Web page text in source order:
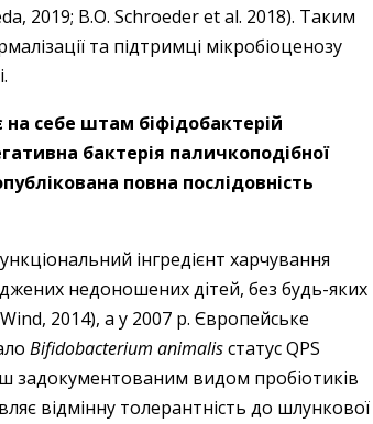
2019; B.O. Schroeder et al. 2018). Таким
та підтримці мікробіоценозу
на себе штам біфідобактерій
бактерія паличкоподібної
повна послідовність
інгредієнт харчування
недоношених дітей, без будь-яких
2014), а у 2007 р. Європейське
Bifidobacterium animalisстатус QPS
задокументованим видом пробіотиків
відмінну толерантність до шлункової